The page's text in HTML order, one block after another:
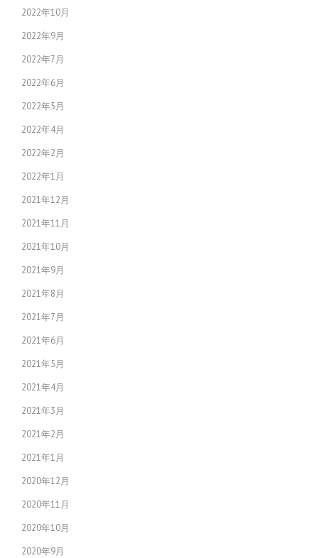
2022年10月
2022年9月
2022年7月
2022年6月
2022年5月
2022年4月
2022年2月
2022年1月
2021年12月
2021年11月
2021年10月
2021年9月
2021年8月
2021年7月
2021年6月
2021年5月
2021年4月
2021年3月
2021年2月
2021年1月
2020年12月
2020年11月
2020年10月
2020年9月